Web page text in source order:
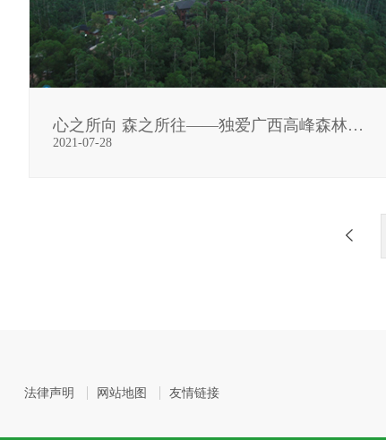
心之所向 森之所往——独爱广西高峰森林公园
2021-07-28
法律声明 网站地图 友情链接